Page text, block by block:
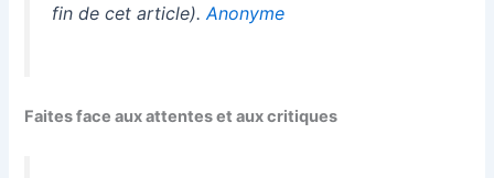
fin de cet article).Anonyme
Faites face aux attentes et aux critiques